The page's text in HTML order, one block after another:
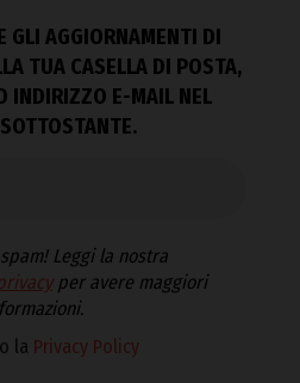
GLI AGGIORNAMENTI DI
TUA CASELLA DI POSTA,
INDIRIZZO E-MAIL NEL
Leggi la nostra
per avere maggiori
la Privacy Policy